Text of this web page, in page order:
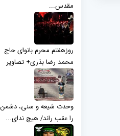
مقدس...
روزهفتم محرم بانوای حاج
محمد رضا بذری+ تصاویر
وحدت شیعه و سنی، دشمن
را عقب راند/ هیچ ندای...